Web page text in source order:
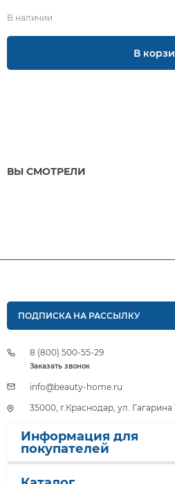
В наличии
В
ВЫ СМОТРЕЛИ
ПОДПИСКА НА РАССЫЛКУ
8 (800) 500-55-29
Заказать звонок
info@beauty-home.ru
35000, г.Краснодар, ул. Гагарина
Информация для
покупателей